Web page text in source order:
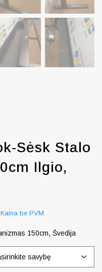
Sėsk Stalo
Ilgio,
Kaina be PVM
150cm, Švedija